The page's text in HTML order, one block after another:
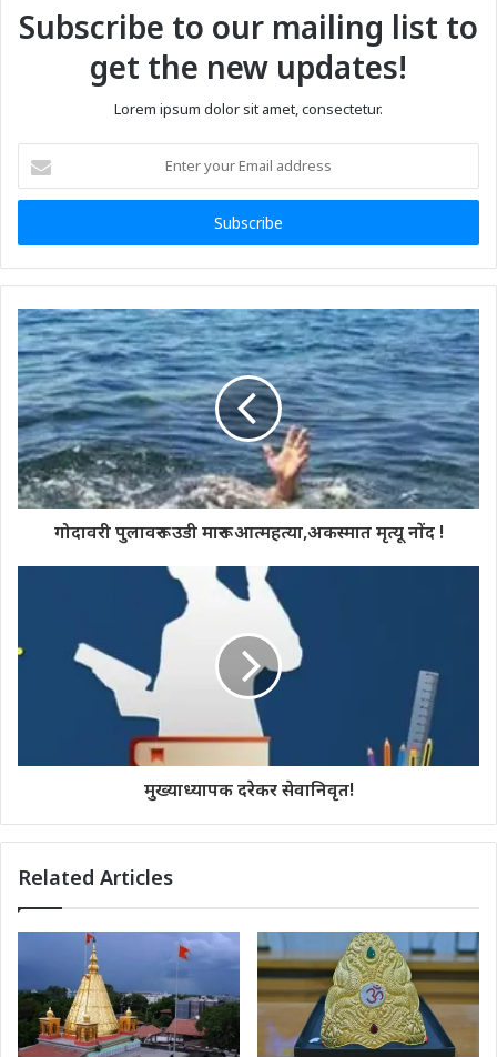
Subscribe to our mailing list to
get the new updates!
Lorem ipsum dolor sit amet, consectetur.
your
Email
गोदावरी पुलावरून उडी मारून आत्महत्या,अकस्मात मृत्यू नोंद !
मुख्याध्यापक दरेकर सेवानिवृत!
Related Articles